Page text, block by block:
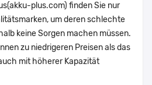
plus.com) finden Sie nur
um deren schlechte
keine Sorgen machen müssen.
zu niedrigeren Preisen als das
mit höherer Kapazität